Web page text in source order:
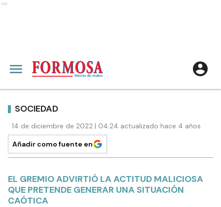
Ads
SOCIEDAD
14 de diciembre de 2022 | 04:24 actualizado hace 4 años
Añadir como fuente en
EL GREMIO ADVIRTIÓ LA ACTITUD MALICIOSA
QUE PRETENDE GENERAR UNA SITUACIÓN
CAÓTICA